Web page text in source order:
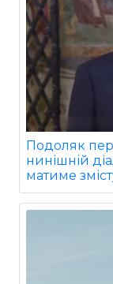
Подоляк
нинішній
матиме